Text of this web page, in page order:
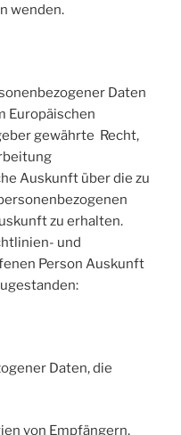
wenden.
Daten
Europäischen
gewährte Recht,
Auskunft über die zu
zu erhalten.
und
Person Auskunft
Daten, die
von Empfängern,